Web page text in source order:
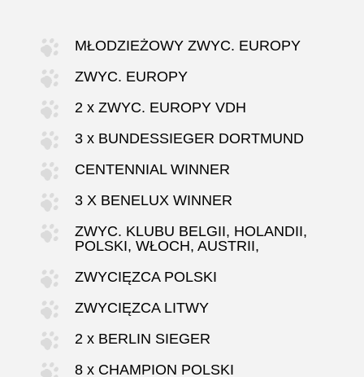
MŁODZIEŻOWY ZWYC. EUROPY
ZWYC. EUROPY
2 x ZWYC. EUROPY VDH
3 x BUNDESSIEGER DORTMUND
CENTENNIAL WINNER
3 X BENELUX WINNER
ZWYC. KLUBU BELGII, HOLANDII,
POLSKI, WŁOCH, AUSTRII,
ZWYCIĘZCA POLSKI
ZWYCIĘZCA LITWY
2 x BERLIN SIEGER
8 x CHAMPION POLSKI